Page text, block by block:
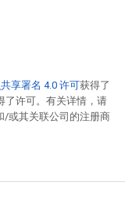
享署名 4.0 许可获得了
了许可。有关详情，请
/或其关联公司的注册商